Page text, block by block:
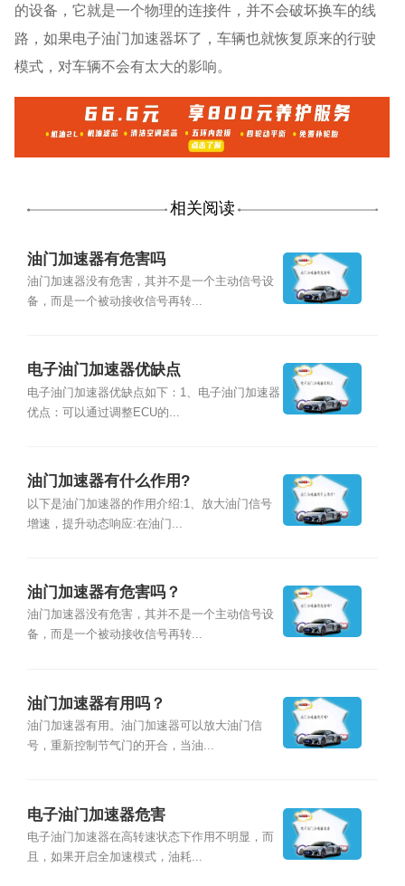
的设备，它就是一个物理的连接件，并不会破坏换车的线
路，如果电子油门加速器坏了，车辆也就恢复原来的行驶
模式，对车辆不会有太大的影响。
相关阅读
油门加速器有危害吗
油门加速器没有危害，其并不是一个主动信号设
备，而是一个被动接收信号再转...
电子油门加速器优缺点
电子油门加速器优缺点如下：1、电子油门加速器
优点：可以通过调整ECU的...
油门加速器有什么作用?
以下是油门加速器的作用介绍:1、放大油门信号
增速，提升动态响应:在油门...
油门加速器有危害吗？
油门加速器没有危害，其并不是一个主动信号设
备，而是一个被动接收信号再转...
油门加速器有用吗？
油门加速器有用。油门加速器可以放大油门信
号，重新控制节气门的开合，当油...
电子油门加速器危害
电子油门加速器在高转速状态下作用不明显，而
且，如果开启全加速模式，油耗...